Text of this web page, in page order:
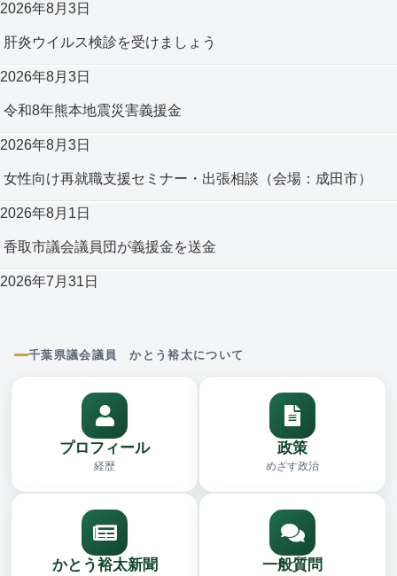
2026年8月3日
肝炎ウイルス検診を受けましょう
2026年8月3日
令和8年熊本地震災害義援金
2026年8月3日
女性向け再就職支援セミナー・出張相談（会場：成田市）
2026年8月1日
香取市議会議員団が義援金を送金
2026年7月31日
千葉県議会議員 かとう裕太について
プロフィール
経歴
政策
めざす政治
かとう裕太新聞 一般質問